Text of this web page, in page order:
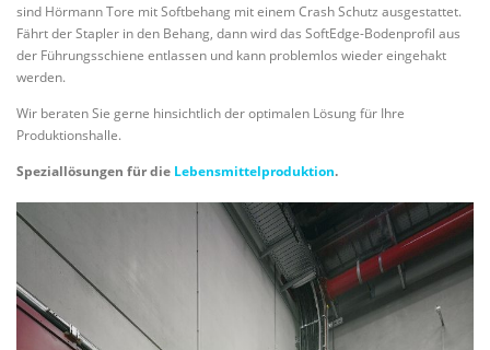
sind Hörmann Tore mit Softbehang mit einem Crash Schutz ausgestattet.
Fährt der Stapler in den Behang, dann wird das SoftEdge-Bodenprofil aus
der Führungsschiene entlassen und kann problemlos wieder eingehakt
werden.
Wir beraten Sie gerne hinsichtlich der optimalen Lösung für Ihre
Produktionshalle.
Speziallösungen für die Lebensmittelproduktion.